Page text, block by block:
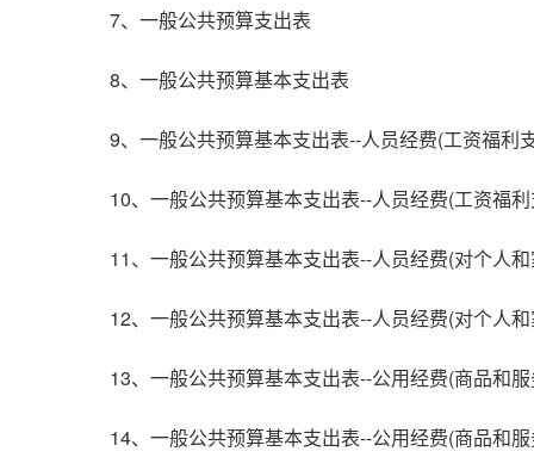
7、一般公共预算支出表
8、一般公共预算基本支出表
9、一般公共预算基本支出表--人员经费(工资福利
10、一般公共预算基本支出表--人员经费(工资福
11、一般公共预算基本支出表--人员经费(对个人
12、一般公共预算基本支出表--人员经费(对个人
13、一般公共预算基本支出表--公用经费(商品和
14、一般公共预算基本支出表--公用经费(商品和